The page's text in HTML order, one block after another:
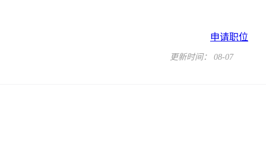
申请职位
更新时间： 08-07